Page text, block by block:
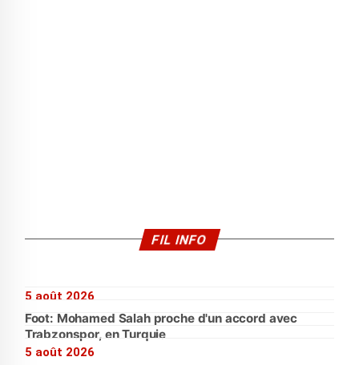
FIL INFO
5 août 2026
Foot: Mohamed Salah proche d'un accord avec
Trabzonspor, en Turquie
5 août 2026